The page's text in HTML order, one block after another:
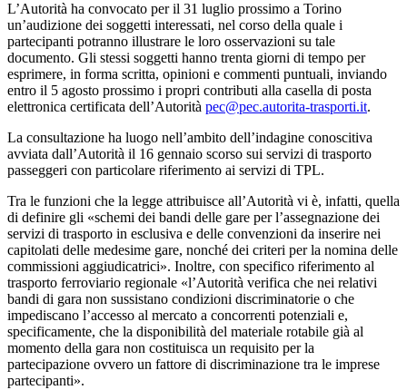
L’Autorità ha convocato per il 31 luglio prossimo a Torino
un’audizione dei soggetti interessati, nel corso della quale i
partecipanti potranno illustrare le loro osservazioni su tale
documento. Gli stessi soggetti hanno trenta giorni di tempo per
esprimere, in forma scritta, opinioni e commenti puntuali, inviando
entro il 5 agosto prossimo i propri contributi alla casella di posta
elettronica certificata dell’Autorità pec@pec.autorita-trasporti.it.
La consultazione ha luogo nell’ambito dell’indagine conoscitiva
avviata dall’Autorità il 16 gennaio scorso sui servizi di trasporto
passeggeri con particolare riferimento ai servizi di TPL.
Tra le funzioni che la legge attribuisce all’Autorità vi è, infatti, quella
di definire gli «schemi dei bandi delle gare per l’assegnazione dei
servizi di trasporto in esclusiva e delle convenzioni da inserire nei
capitolati delle medesime gare, nonché dei criteri per la nomina delle
commissioni aggiudicatrici». Inoltre, con specifico riferimento al
trasporto ferroviario regionale «l’Autorità verifica che nei relativi
bandi di gara non sussistano condizioni discriminatorie o che
impediscano l’accesso al mercato a concorrenti potenziali e,
specificamente, che la disponibilità del materiale rotabile già al
momento della gara non costituisca un requisito per la
partecipazione ovvero un fattore di discriminazione tra le imprese
partecipanti».